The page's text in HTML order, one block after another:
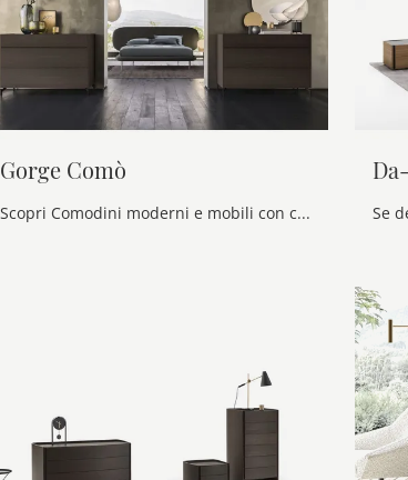
Gorge Comò
Scopri Comodini moderni e mobili con cassetti Alf Da Frè! Il modello Gorge Comò realizzato in melaminico è la soluzione ottimale.